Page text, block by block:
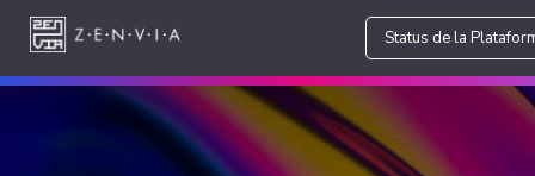
Status de la